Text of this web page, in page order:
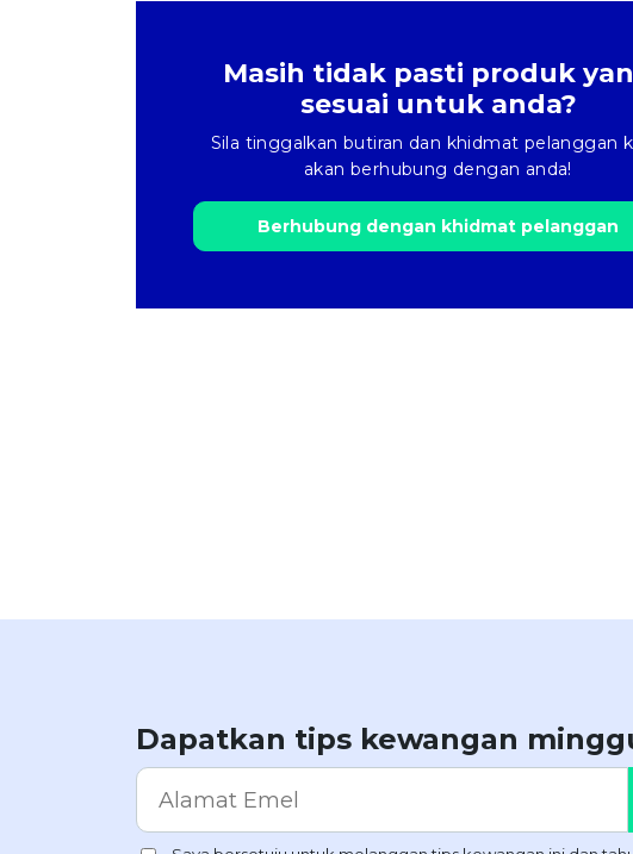
Masih tidak pasti produk
sesuai untuk anda?
Sila tinggalkan butiran dan khidmat pelanggan
akan berhubung dengan anda!
Berhubung dengan khidmat pelanggan
Dapatkan tips kewangan